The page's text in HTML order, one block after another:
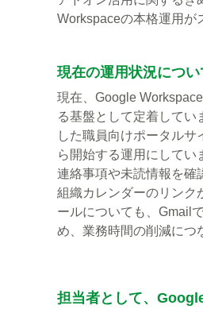
Workspaceの本格運用が
現在の運用状況につい
現在、Google
る基盤として定着して
した職員向けポータル
ら開始する運用にしてい
連絡事項や未読情報を確
組織カレンダーのリンク
ールについても、Gmail
め、業務時間の削減につ
担当者として、